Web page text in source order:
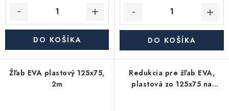
DO KOŠÍKA DO KOŠÍKA
Žľab EVA plastový 125x75,
2m
Redukcia pre žľab EVA,
plastová zo 125x75 na